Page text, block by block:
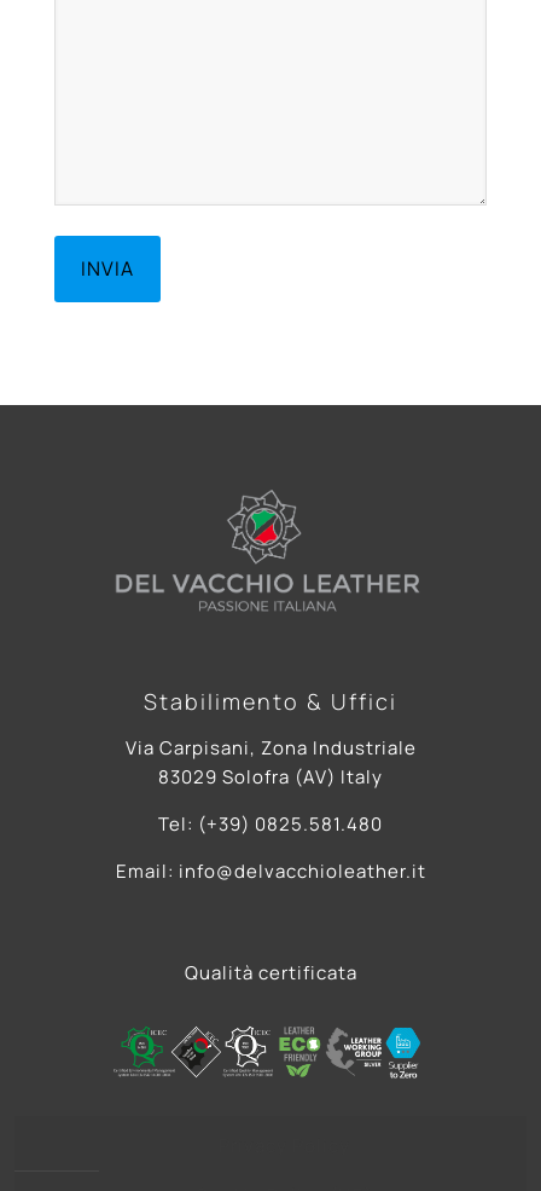
Stabilimento & Uffici
Via Carpisani, Zona Industriale
83029 Solofra (AV) Italy
Tel: (+39) 0825.581.480
Email: info@delvacchioleather.it
Qualità certificata